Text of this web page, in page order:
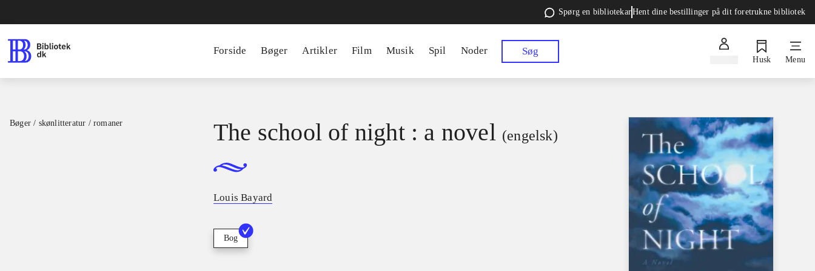
Spørg en bibliotekarHent dine bestillinger på dit foretrukne bibliotek
Forside Bøger Artikler Film Musik Spil Noder Søg
Husk Menu
Bøger / skønlitteratur / romaner The school of night : a novel (engelsk)
Louis Bayard
Bog